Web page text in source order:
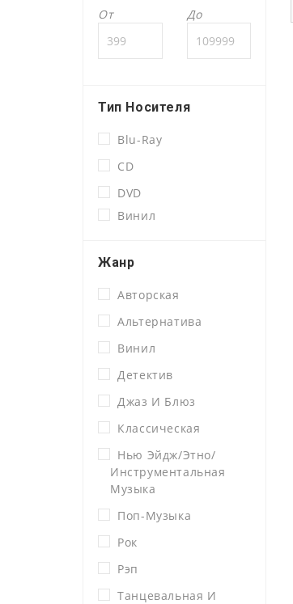
От
До
Тип Носителя
Blu-Ray
CD
DVD
Винил
Жанр
Авторская
Альтернатива
Винил
Детектив
Джаз И Блюз
Классическая
Нью Эйдж/этно/
Инструментальная
Музыка
Поп-Музыка
Рок
Рэп
Танцевальная И